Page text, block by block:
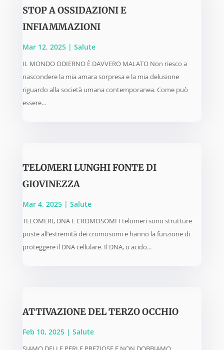
STOP A OSSIDAZIONI E
INFIAMMAZIONI
Mar 12, 2025| Salute
IL MONDO ODIERNO È DAVVERO MALATO Non riesco a
nascondere la mia amara sorpresa e la mia delusione
riguardo alla società umana contemporanea. Come può
essere...
TELOMERI LUNGHI FONTE DI
GIOVINEZZA
Mar 4, 2025| Salute
TELOMERI, DNA E CROMOSOMI I telomeri sono strutture
poste all’estremità dei cromosomi e hanno la funzione di
proteggere il DNA cellulare. Il DNA, o acido...
ATTIVAZIONE DEL TERZO OCCHIO
Feb 10, 2025| Salute